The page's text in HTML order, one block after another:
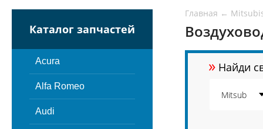
Каталог запчастей
Acura
Alfa Romeo
Audi
Главная ←
» Найди